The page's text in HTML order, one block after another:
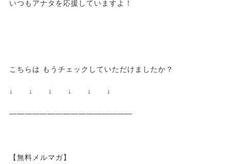
いつもアナタを応援していますよ！
こちらは もうチェックしていただけましたか？
↓ ↓ ↓ ↓ ↓ ↓
————————————————
【無料メルマガ】